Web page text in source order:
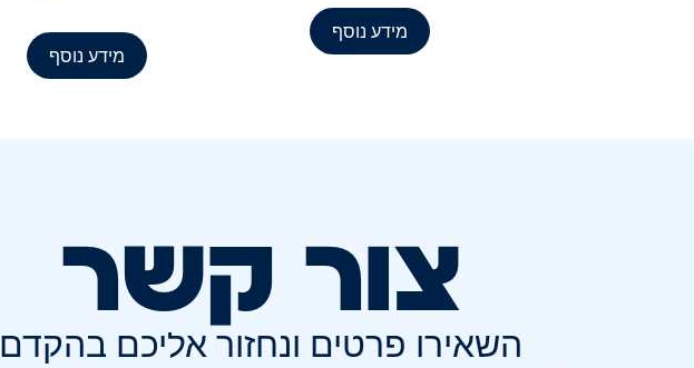
מידע נוסף
מידע נוסף
צור קשר
השאירו פרטים ונחזור אליכם בהקדם